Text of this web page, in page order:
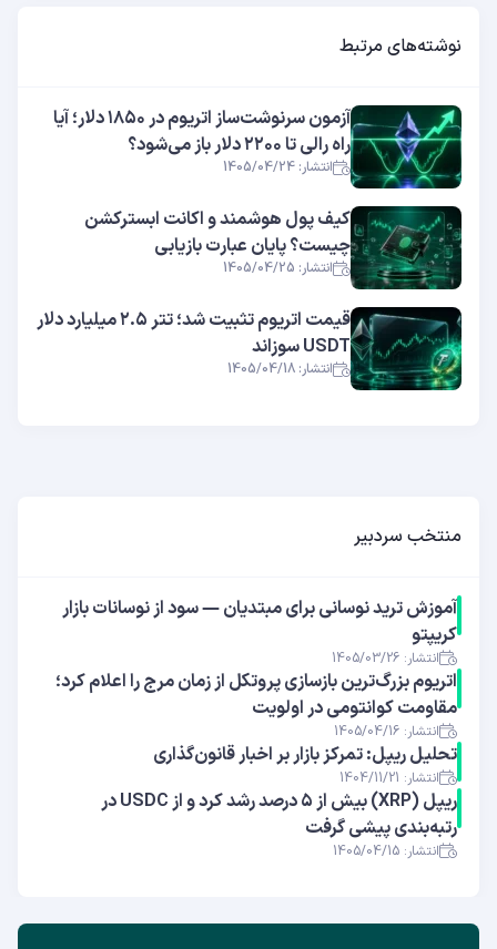
نوشته‌های مرتبط
آزمون سرنوشت‌ساز اتریوم در ۱۸۵۰ دلار؛ آیا
راه رالی تا ۲۲۰۰ دلار باز می‌شود؟
انتشار: 1405/04/24
کیف پول هوشمند و اکانت ابسترکشن
چیست؟ پایان عبارت بازیابی
انتشار: 1405/04/25
قیمت اتریوم تثبیت شد؛ تتر ۲.۵ میلیارد دلار
USDT سوزاند
انتشار: 1405/04/18
منتخب سردبیر
آموزش ترید نوسانی برای مبتدیان — سود از نوسانات بازار
کریپتو
انتشار: 1405/03/26
اتریوم بزرگ‌ترین بازسازی پروتکل از زمان مرج را اعلام کرد؛
مقاومت کوانتومی در اولویت
انتشار: 1405/04/16
تحلیل ریپل: تمرکز بازار بر اخبار قانون‌گذاری
انتشار: 1404/11/21
ریپل (XRP) بیش از ۵ درصد رشد کرد و از USDC در
رتبه‌بندی پیشی گرفت
انتشار: 1405/04/15